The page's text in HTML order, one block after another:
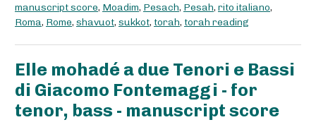
manuscript score, Moadim, Pesach, Pesah, rito italiano,
Roma, Rome, shavuot, sukkot, torah, torah reading
Elle mohadé a due Tenori e Bassi
di Giacomo Fontemaggi - for
tenor, bass - manuscript score